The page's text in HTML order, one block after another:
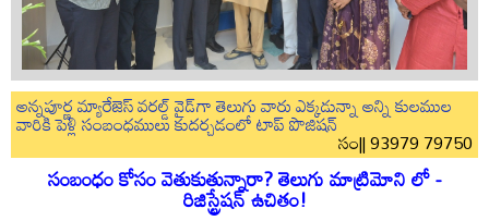
అన్నపూర్ణ మ్యారేజెస్ వరల్డ్ వైడ్‌గా తెలుగు వారు ఎక్కడున్నా అన్ని కులముల
వారికి పెళ్లి సంబంధములు కుదర్చడంలో టాప్ పొజిషన్
సం|| 93979 79750
సంబంధం కోసం వెతుకుతున్నారా? తెలుగు మాట్రిమోని లో -
రిజిస్ట్రేషన్ ఉచితం!